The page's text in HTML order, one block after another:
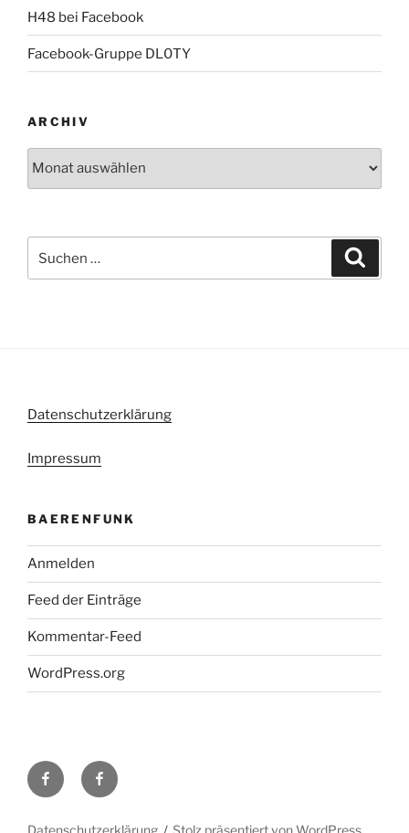
H48 bei Facebook
Facebook-Gruppe DL0TY
ARCHIV
nach:
Datenschutzerklärung
Impressum
BAERENFUNK
Anmelden
Feed der Einträge
Kommentar-Feed
WordPress.org
H48
bei
Facebook-
Gruppe
Datenschutzerklärung Stolz präsentiert von WordPress